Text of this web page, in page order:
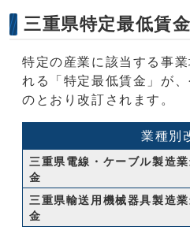
三重県特定最低賃
特定の産業に該当する事
れる「特定最低賃金」が
のとおり改訂されます。
業種別
三重県電線・ケーブル製造
金
三重県輸送用機械器具製造
金